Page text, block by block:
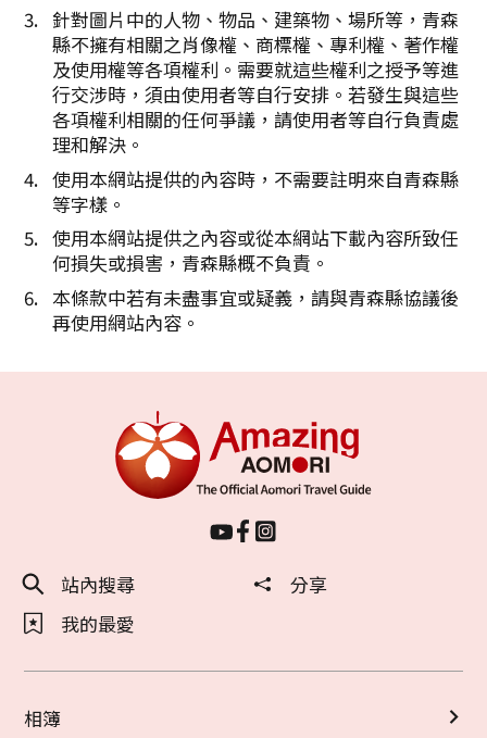
針對圖片中的人物、物品、建築物、場所等，青森
縣不擁有相關之肖像權、商標權、專利權、著作權
及使用權等各項權利。需要就這些權利之授予等進
行交涉時，須由使用者等自行安排。若發生與這些
各項權利相關的任何爭議，請使用者等自行負責處
理和解決。
使用本網站提供的內容時，不需要註明來自青森縣
等字樣。
使用本網站提供之內容或從本網站下載內容所致任
何損失或損害，青森縣概不負責。
本條款中若有未盡事宜或疑義，請與青森縣協議後
再使用網站內容。
站內搜尋
分享
我的最愛
相簿